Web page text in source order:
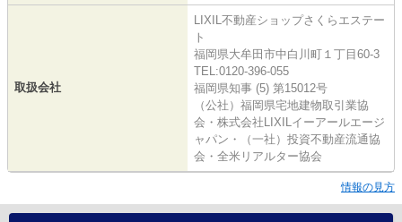
取扱会社
LIXIL不動産ショップさくらエステー
ト
福岡県大牟田市中白川町１丁目60-3
TEL:0120-396-055
福岡県知事 (5) 第15012号
（公社）福岡県宅地建物取引業協
会・株式会社LIXILイーアールエージ
ャパン・（一社）投資不動産流通協
会・全米リアルター協会
情報の見方